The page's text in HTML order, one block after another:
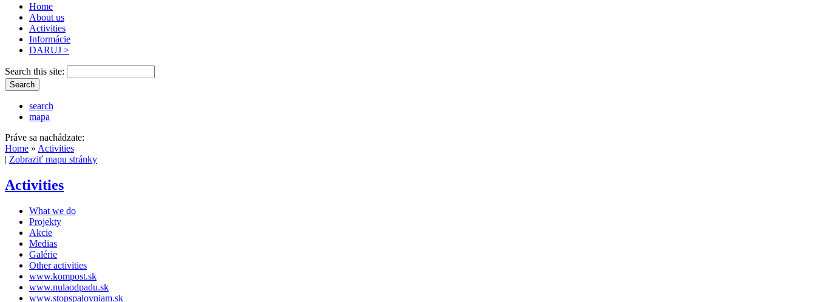
Home
About us
Activities
Informácie
DARUJ >
Search this site:
search
mapa
Práve sa nachádzate:
Home » Activities
| Zobraziť mapu stránky
Activities
What we do
Projekty
Akcie
Medias
Galérie
Other activities
www.kompost.sk
www.nulaodpadu.sk
www.stopspalovniam.sk